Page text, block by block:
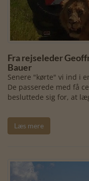
Fra rejseleder
Bauer
Senere "kørte" vi ind i
De passerede med få
besluttede sig for, at
Læs mere